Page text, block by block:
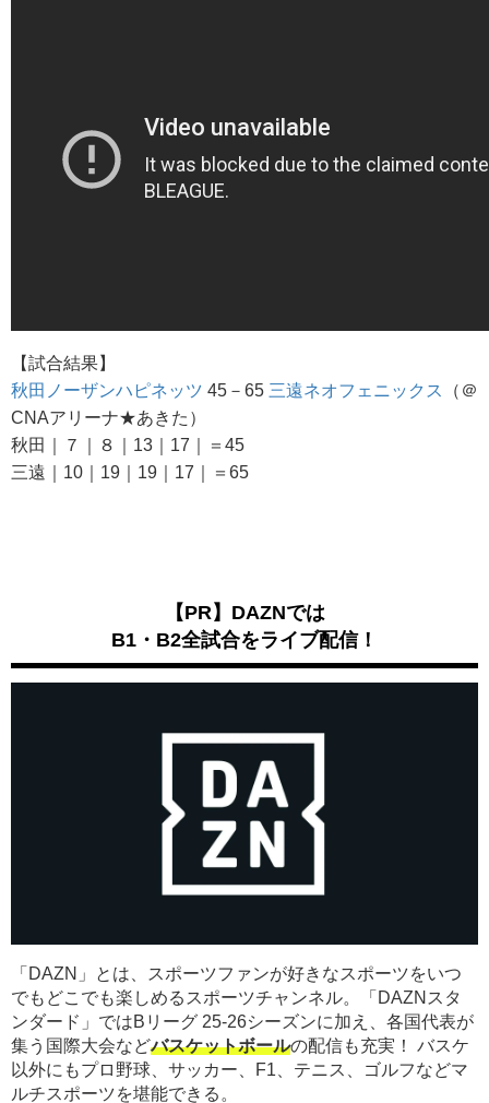
【試合結果】
秋田ノーザンハピネッツ 45－65 三遠ネオフェニックス
（＠
CNAアリーナ★あきた）
秋田｜７｜８｜13｜17｜＝45
三遠｜10｜19｜19｜17｜＝65
【PR】DAZNでは
B1・B2全試合をライブ配信！
「DAZN」とは、スポーツファンが好きなスポーツをいつ
でもどこでも楽しめるスポーツチャンネル。「DAZNスタ
ンダード」ではBリーグ 25-26シーズンに加え、各国代表が
集う国際大会などバスケットボールの配信も充実！ バスケ
以外にもプロ野球、サッカー、F1、テニス、ゴルフなどマ
ルチスポーツを堪能できる。